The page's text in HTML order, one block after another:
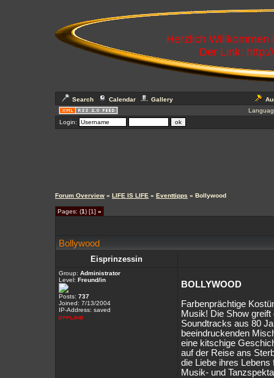
Herzlich
Der Link:
Search Calendar Gallery
Login:
Forum Overview » LIFE IS LIFE » Eventtipps » Bollywood
Pages: (1) [1] »
Bollywood
Eisprinzessin
Group: Administrator
Level: Freund/in
Posts: 737
Joined: 7/13/2004
IP-Address: saved
BOLLYWOOD
Farbenprächtige
Musik! Die Show greift
Soundtracks aus 80
beeindruckenden
eine kitschige
auf der Reise ans
die Liebe ihres
Musik- und